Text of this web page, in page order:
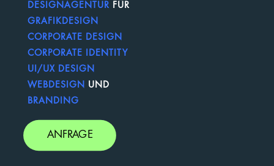
DESIGNAGENTUR FÜR
GRAFIKDESIGN
CORPORATE DESIGN
CORPORATE IDENTITY
UI/UX DESIGN
WEBDESIGN UND
BRANDING
ANFRAGE